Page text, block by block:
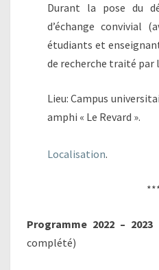
Durant la pose du
d’échange convivial
étudiants et
de recherche traité par
Lieu: Campus
amphi « Le Revard ».
Localisation.
Programme 2022 – 2023
complété)